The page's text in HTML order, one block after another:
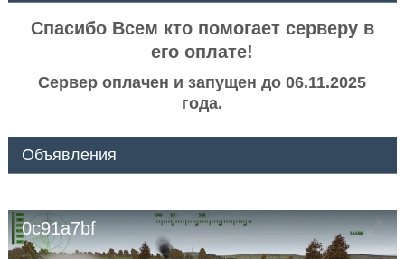
Спасибо Всем кто помогает серверу в
его оплате!
Сервер оплачен и запущен до 06.11.2025
года.
Объявления
0c91a7bf